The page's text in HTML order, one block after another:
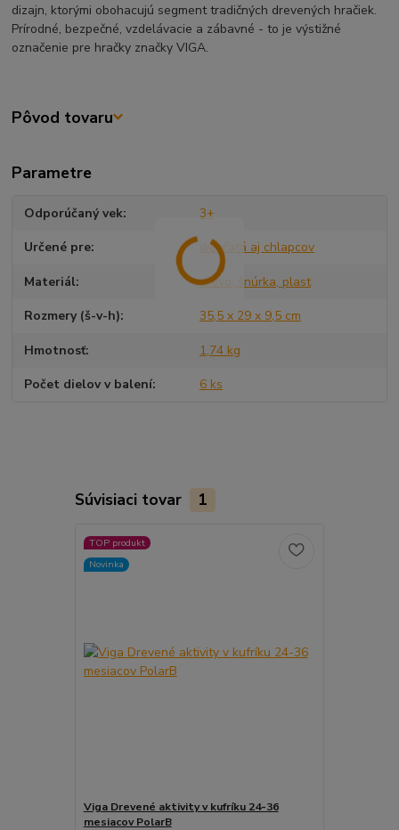
dizajn, ktorými obohacujú segment tradičných drevených hračiek.
Prírodné, bezpečné, vzdelávacie a zábavné - to je výstižné
označenie pre hračky značky VIGA.
Pôvod tovaru
Parametre
Odporúčaný vek 3+
Určené pre dievčatá aj chlapcov
Materiál drevo, šnúrka, plast
Rozmery (š-v-h) 35,5 x 29 x 9,5 cm
Hmotnosť 1,74 kg
Počet dielov v balení 6 ks
Súvisiaci tovar 1
TOP produkt
Novinka
Viga Drevené aktivity v kufríku 24-36
mesiacov PolarB